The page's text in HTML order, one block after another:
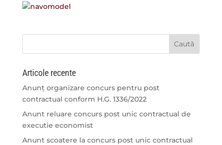
Articole recente
Anunț organizare concurs pentru post
contractual conform H.G. 1336/2022
Anunt reluare concurs post unic contractual de
executie economist
Anunt scoatere la concurs post unic contractual